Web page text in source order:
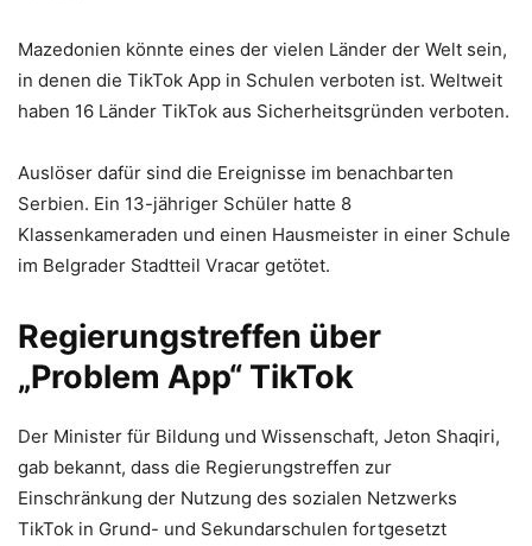
Mazedonien könnte eines der vielen Länder der Welt sein,
in denen die TikTok App in Schulen verboten ist. Weltweit
haben 16 Länder TikTok aus Sicherheitsgründen verboten.
Auslöser dafür sind die Ereignisse im benachbarten
Serbien. Ein 13-jähriger Schüler hatte 8
Klassenkameraden und einen Hausmeister in einer Schule
im Belgrader Stadtteil Vracar getötet.
Regierungstreffen über
„Problem App“ TikTok
Der Minister für Bildung und Wissenschaft, Jeton Shaqiri,
gab bekannt, dass die Regierungstreffen zur
Einschränkung der Nutzung des sozialen Netzwerks
TikTok in Grund- und Sekundarschulen fortgesetzt